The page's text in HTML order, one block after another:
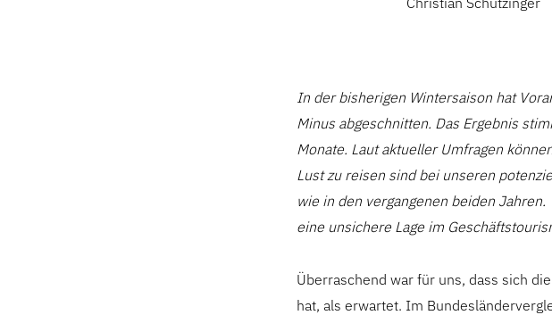
In der bisherigen Wintersaison hat
Minus abgeschnitten. Das Ergebnis
Monate. Laut aktueller Umfragen
Lust zu reisen sind bei unseren
wie in den vergangenen beiden
eine unsichere Lage im
Überraschend war für uns, dass sich
hat, als erwartet. Im